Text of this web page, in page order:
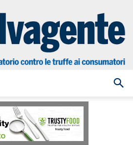
Salvagente